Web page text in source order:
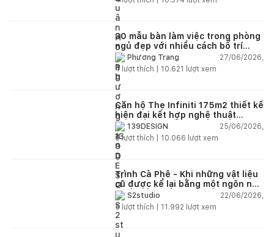
30 mẫu bàn làm việc trong phòng
ngủ đẹp với nhiều cách bố trí
thông minh cho mọi diện tích
Phương Trang
27/06/2026,
4 lượt thích | 10.621 lượt xem
Căn hộ The Infiniti 175m2 thiết kế
hiện đại kết hợp nghệ thuật
Modern Art đầy cảm xúc
139DESIGN
25/06/2026,
6lượt thích | 10.066 lượt xem
Trình Cà Phê - Khi những vật liệu
cũ được kể lại bằng một ngôn ngữ
thiết kế mới
S2studio
22/06/2026,
5 lượt thích | 11.992 lượt xem